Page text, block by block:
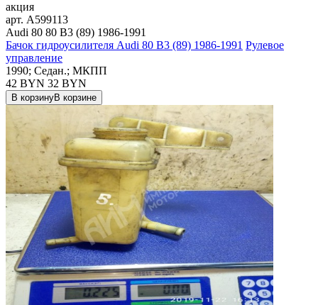
акция
арт. A599113
Audi 80 80 B3 (89) 1986-1991
Бачок гидроусилителя Audi 80 B3 (89) 1986-1991 Рулевое
управление
1990; Седан.; МКПП
42 BYN 32 BYN
В корзинуВ корзине